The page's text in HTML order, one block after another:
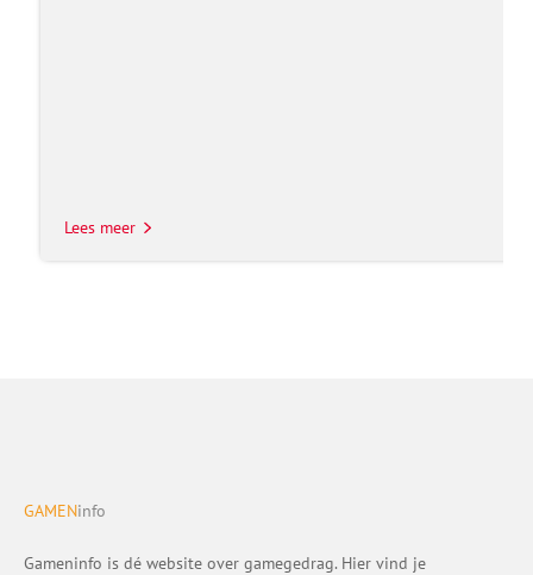
Lees meer
GAMENinfo
Gameninfo is dé website over gamegedrag. Hier vind je